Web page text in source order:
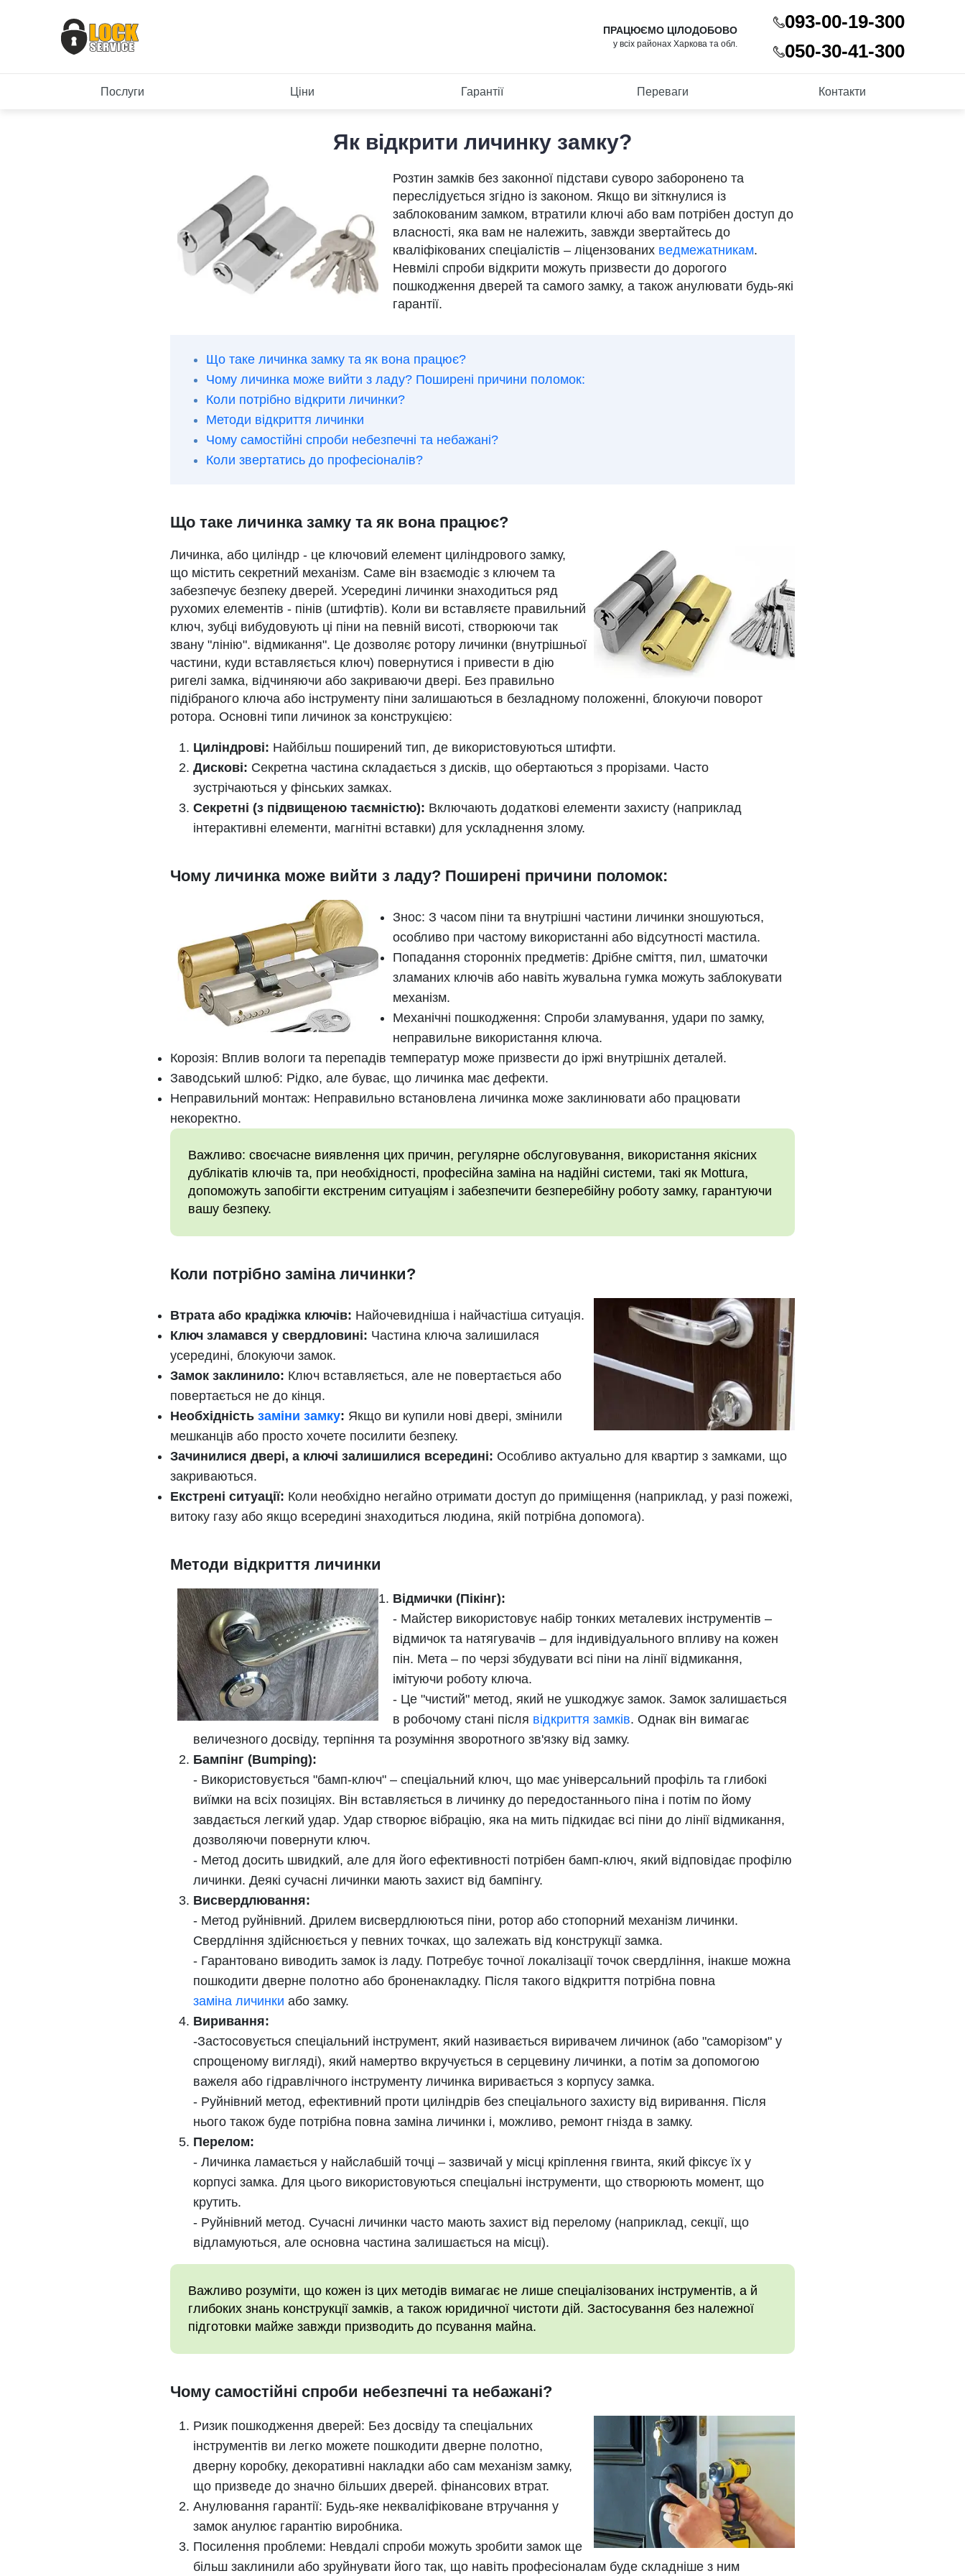
ПРАЦЮЄМО ЦІЛОДОБОВО
у всіх районах Харкова та обл.
093-00-19-300
050-30-41-300
Послуги Ціни Гарантії Переваги Контакти
Як відкрити личинку замку?
Розтин замків без законної підстави суворо заборонено та
переслідується згідно із законом. Якщо ви зіткнулися із
заблокованим замком, втратили ключі або вам потрібен доступ до
власності, яка вам не належить, завжди звертайтесь до
кваліфікованих спеціалістів – ліцензованих ведмежатникам.
Невмілі спроби відкрити можуть призвести до дорогого
пошкодження дверей та самого замку, а також анулювати будь-які
гарантії.
Що таке личинка замку та як вона працює?
Чому личинка може вийти з ладу? Поширені причини поломок:
Коли потрібно відкрити личинки?
Методи відкриття личинки
Чому самостійні спроби небезпечні та небажані?
Коли звертатись до професіоналів?
Що таке личинка замку та як вона працює?
Личинка, або циліндр - це ключовий елемент циліндрового замку,
що містить секретний механізм. Саме він взаємодіє з ключем та
забезпечує безпеку дверей. Усередині личинки знаходиться ряд
рухомих елементів - пінів (штифтів). Коли ви вставляєте правильний
ключ, зубці вибудовують ці піни на певній висоті, створюючи так
звану "лінію". відмикання". Це дозволяє ротору личинки (внутрішньої
частини, куди вставляється ключ) повернутися і привести в дію
ригелі замка, відчиняючи або закриваючи двері. Без правильно
підібраного ключа або інструменту піни залишаються в безладному положенні, блокуючи поворот
ротора. Основні типи личинок за конструкцією:
Циліндрові: Найбільш поширений тип, де використовуються штифти.
Дискові: Секретна частина складається з дисків, що обертаються з прорізами. Часто
зустрічаються у фінських замках.
Секретні (з підвищеною таємністю): Включають додаткові елементи захисту (наприклад
інтерактивні елементи, магнітні вставки) для ускладнення злому.
Чому личинка може вийти з ладу? Поширені причини поломок:
Знос: З часом піни та внутрішні частини личинки зношуються,
особливо при частому використанні або відсутності мастила.
Попадання сторонніх предметів: Дрібне сміття, пил, шматочки
зламаних ключів або навіть жувальна гумка можуть заблокувати
механізм.
Механічні пошкодження: Спроби зламування, удари по замку,
неправильне використання ключа.
Корозія: Вплив вологи та перепадів температур може призвести до іржі внутрішніх деталей.
Заводський шлюб: Рідко, але буває, що личинка має дефекти.
Неправильний монтаж: Неправильно встановлена ​​личинка може заклинювати або працювати
некоректно.
Важливо: своєчасне виявлення цих причин, регулярне обслуговування, використання якісних
дублікатів ключів та, при необхідності, професійна заміна на надійні системи, такі як Mottura,
допоможуть запобігти екстреним ситуаціям і забезпечити безперебійну роботу замку, гарантуючи
вашу безпеку.
Коли потрібно заміна личинки?
Втрата або крадіжка ключів: Найочевидніша і найчастіша ситуація.
Ключ зламався у свердловині: Частина ключа залишилася
усередині, блокуючи замок.
Замок заклинило: Ключ вставляється, але не повертається або
повертається не до кінця.
Необхідність заміни замку: Якщо ви купили нові двері, змінили
мешканців або просто хочете посилити безпеку.
Зачинилися двері, а ключі залишилися всередині: Особливо актуально для квартир з замками, що
закриваються.
Екстрені ситуації: Коли необхідно негайно отримати доступ до приміщення (наприклад, у разі пожежі,
витоку газу або якщо всередині знаходиться людина, якій потрібна допомога).
Методи відкриття личинки
Відмички (Пікінг):
- Майстер використовує набір тонких металевих інструментів –
відмичок та натягувачів – для індивідуального впливу на кожен
пін. Мета – по черзі збудувати всі піни на лінії відмикання,
імітуючи роботу ключа.
- Це "чистий" метод, який не ушкоджує замок. Замок залишається
в робочому стані після відкриття замків. Однак він вимагає
величезного досвіду, терпіння та розуміння зворотного зв'язку від замку.
Бампінг (Bumping):
- Використовується "бамп-ключ" – спеціальний ключ, що має універсальний профіль та глибокі
виїмки на всіх позиціях. Він вставляється в личинку до передостаннього піна і потім по йому
завдається легкий удар. Удар створює вібрацію, яка на мить підкидає всі піни до лінії відмикання,
дозволяючи повернути ключ.
- Метод досить швидкий, але для його ефективності потрібен бамп-ключ, який відповідає профілю
личинки. Деякі сучасні личинки мають захист від бампінгу.
Висвердлювання:
- Метод руйнівний. Дрилем висвердлюються піни, ротор або стопорний механізм личинки.
Свердління здійснюється у певних точках, що залежать від конструкції замка.
- Гарантовано виводить замок із ладу. Потребує точної локалізації точок свердління, інакше можна
пошкодити дверне полотно або броненакладку. Після такого відкриття потрібна повна
заміна личинки або замку.
Виривання:
-Застосовується спеціальний інструмент, який називається виривачем личинок (або "саморізом" у
спрощеному вигляді), який намертво вкручується в серцевину личинки, а потім за допомогою
важеля або гідравлічного інструменту личинка виривається з корпусу замка.
- Руйнівний метод, ефективний проти циліндрів без спеціального захисту від виривання. Після
нього також буде потрібна повна заміна личинки і, можливо, ремонт гнізда в замку.
Перелом:
- Личинка ламається у найслабшій точці – зазвичай у місці кріплення гвинта, який фіксує їх у
корпусі замка. Для цього використовуються спеціальні інструменти, що створюють момент, що
крутить.
- Руйнівний метод. Сучасні личинки часто мають захист від перелому (наприклад, секції, що
відламуються, але основна частина залишається на місці).
Важливо розуміти, що кожен із цих методів вимагає не лише спеціалізованих інструментів, а й
глибоких знань конструкції замків, а також юридичної чистоти дій. Застосування без належної
підготовки майже завжди призводить до псування майна.
Чому самостійні спроби небезпечні та небажані?
Ризик пошкодження дверей: Без досвіду та спеціальних
інструментів ви легко можете пошкодити дверне полотно,
дверну коробку, декоративні накладки або сам механізм замку,
що призведе до значно більших дверей. фінансових втрат.
Анулювання гарантії: Будь-яке некваліфіковане втручання у
замок анулює гарантію виробника.
Посилення проблеми: Невдалі спроби можуть зробити замок ще
більш заклинили або зруйнувати його так, що навіть професіоналам буде складніше з ним